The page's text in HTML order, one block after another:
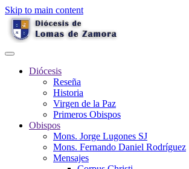
Skip to main content
Diócesis
Reseña
Historia
Virgen de la Paz
Primeros Obispos
Obispos
Mons. Jorge Lugones SJ
Mons. Fernando Daniel Rodríguez
Mensajes